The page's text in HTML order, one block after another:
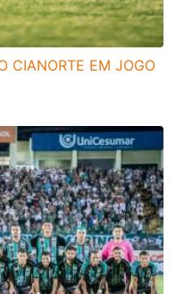
CIANORTE EM JOGO